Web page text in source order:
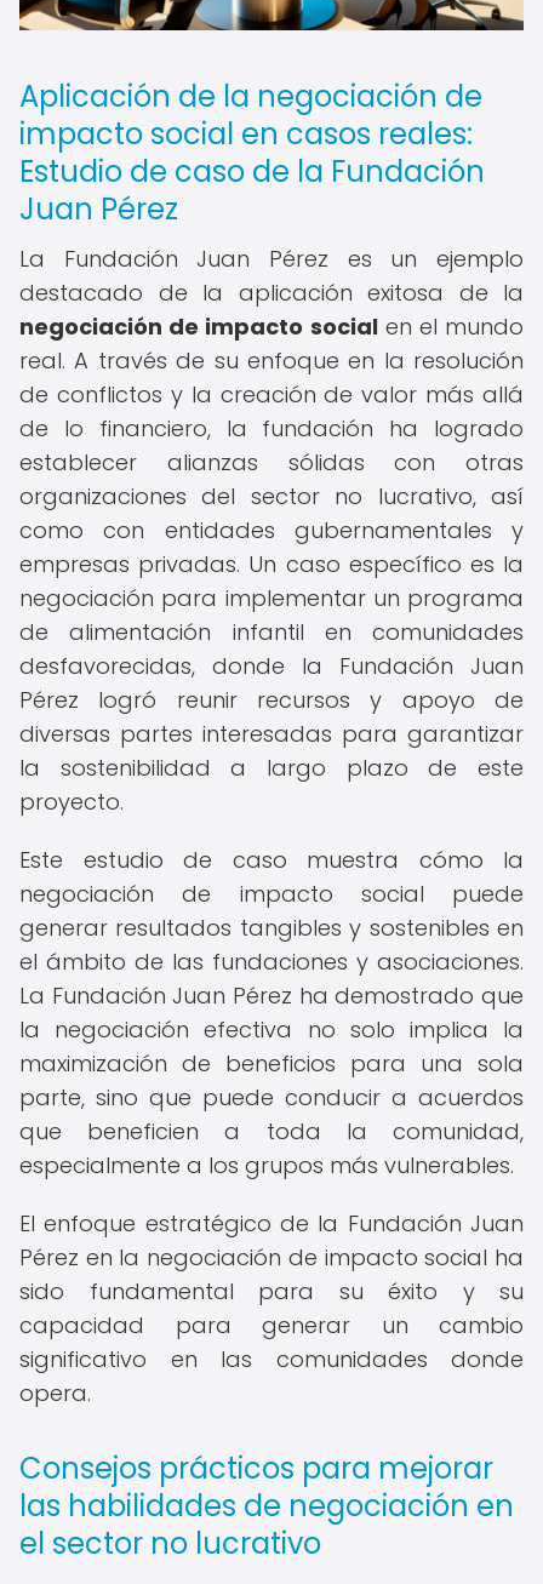
Aplicación de la negociación de
impacto social en casos reales:
Estudio de caso de la Fundación
Juan Pérez
La Fundación Juan Pérez es un ejemplo
destacado de la aplicación exitosa de la
negociación de impacto socialen el mundo
real. A través de su enfoque en la resolución
de conflictos y la creación de valor más allá
de lo financiero, la fundación ha logrado
establecer alianzas sólidas con otras
organizaciones del sector no lucrativo, así
como con entidades gubernamentales y
empresas privadas. Un caso específico es la
negociación para implementar un programa
de alimentación infantil en comunidades
desfavorecidas, donde la Fundación Juan
Pérez logró reunir recursos y apoyo de
diversas partes interesadas para garantizar
la sostenibilidad a largo plazo de este
proyecto.
Este estudio de caso muestra cómo la
negociación de impacto social puede
generar resultados tangibles y sostenibles en
el ámbito de las fundaciones y asociaciones.
La Fundación Juan Pérez ha demostrado que
la negociación efectiva no solo implica la
maximización de beneficios para una sola
parte, sino que puede conducir a acuerdos
que beneficien a toda la comunidad,
especialmente a los grupos más vulnerables.
El enfoque estratégico de la Fundación Juan
Pérez en la negociación de impacto social ha
sido fundamental para su éxito y su
capacidad para generar un cambio
significativo en las comunidades donde
opera.
Consejos prácticos para mejorar
las habilidades de negociación en
el sector no lucrativo